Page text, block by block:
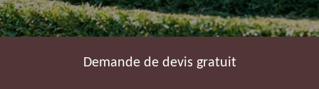
Demande de devis gratuit